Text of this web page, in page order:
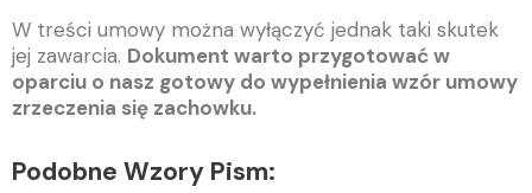
W treści umowy można wyłączyć jednak taki skutek
jej zawarcia. Dokument warto przygotować w
oparciu o nasz gotowy do wypełnienia wzór umowy
zrzeczenia się zachowku.
Podobne Wzory Pism: